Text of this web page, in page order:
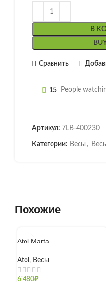
В
Сравнить
15 People
Артикул: 7LB-400230
Категории: Весы ,
Похожие
Atol Marta
Atol , Весы
6'480₽